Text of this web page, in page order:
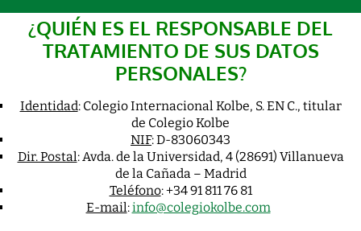
¿QUIÉN ES EL RESPONSABLE DEL
TRATAMIENTO DE SUS DATOS
PERSONALES?
Identidad: Colegio Internacional Kolbe, S. EN C., titular
de Colegio Kolbe
NIF: D-83060343
Dir. Postal: Avda. de la Universidad, 4 (28691) Villanueva
de la Cañada – Madrid
Teléfono: +34 91 811 76 81
E-mail:info@colegiokolbe.com